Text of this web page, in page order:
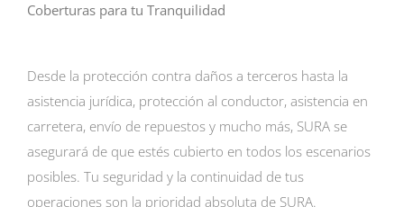
Coberturas para tu Tranquilidad
Desde la protección contra daños a terceros hasta la
asistencia jurídica, protección al conductor, asistencia en
carretera, envío de repuestos y mucho más, SURA se
asegurará de que estés cubierto en todos los escenarios
posibles. Tu seguridad y la continuidad de tus
operaciones son la prioridad absoluta de SURA.